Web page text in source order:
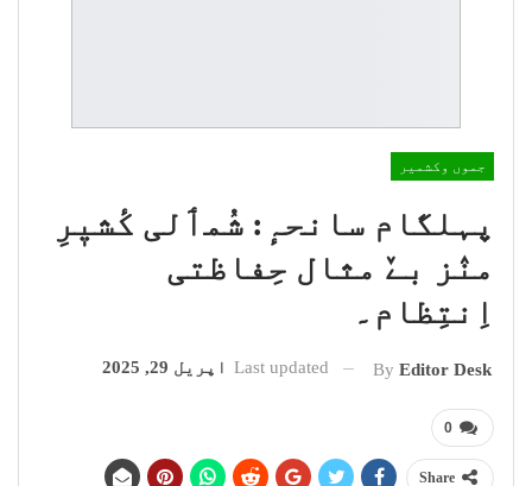
جموں وکشمیر
پہلگام سانحہٕ: شُمٲلی کٔشیٖرِ
منٛز بےٚ مثال حِفاظتی
اِنتِظام۔
By Editor Desk
Last updated اپریل 29, 2025
0
Share